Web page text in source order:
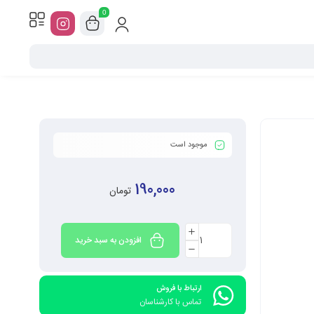
0
موجود است
190,000 تومان
افزودن به سبد خرید
ارتباط با فروش
تماس با کارشناسان